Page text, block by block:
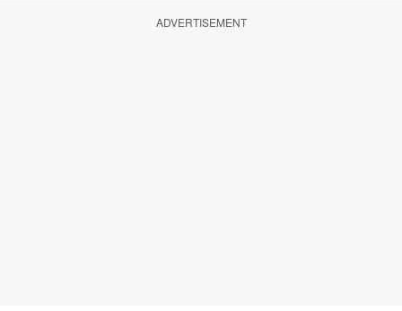
ADVERTISEMENT